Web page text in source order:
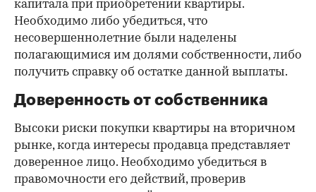
капитала при приобретении квартиры.
Необходимо либо убедиться, что
несовершеннолетние были наделены
полагающимися им долями собственности, либо
получить справку об остатке данной выплаты.
Доверенность от собственника
Высоки риски покупки квартиры на вторичном
рынке, когда интересы продавца представляет
доверенное лицо. Необходимо убедиться в
правомочности его действий, проверив